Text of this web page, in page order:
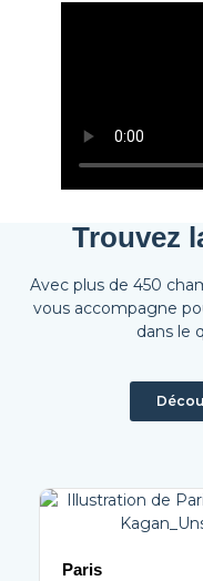
Trouvez
Avec plus de 450
vous accompagne
dans le
Paris